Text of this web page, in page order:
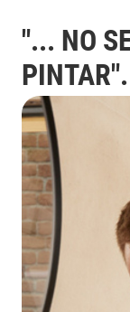
"... NO
PINTAR".